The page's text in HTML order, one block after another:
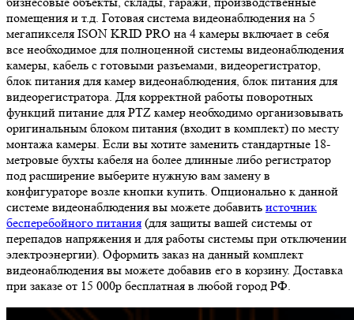
помещения и т.д. Готовая система видеонаблюдения на 5
мегапикселя ISON KRID PRO на 4 камеры включает в себя
все необходимое для полноценной системы видеонаблюдения
камеры, кабель с готовыми разъемами, видеорегистратор,
блок питания для камер видеонаблюдения, блок питания для
видеорегистратора. Для корректной работы поворотных
функций питание для PTZ камер необходимо организовывать
оригинальным блоком питания (входит в комплект) по месту
монтажа камеры. Если вы хотите заменить стандартные 18-
метровые бухты кабеля на более длинные либо регистратор
под расширение выберите нужную вам замену в
конфигураторе возле кнопки купить. Опционально к данной
системе видеонаблюдения вы можете добавить источник
бесперебойного питания (для защиты вашей системы от
перепадов напряжения и для работы системы при отключении
электроэнергии). Оформить заказ на данный комплект
видеонаблюдения вы можете добавив его в корзину. Доставка
при заказе от 15 000р бесплатная в любой город РФ.